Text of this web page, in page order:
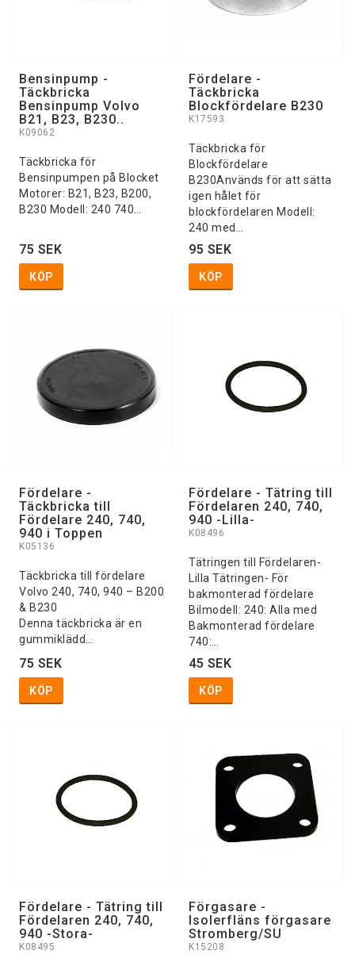
Bensinpump -
Täckbricka
Bensinpump Volvo
B21, B23, B230..
K09062
Täckbricka för
Bensinpumpen på Blocket
Motorer: B21, B23, B200,
B230 Modell: 240 740…
75 SEK
KÖP
Fördelare -
Täckbricka
Blockfördelare B230
K17593
Täckbricka för
Blockfördelare
B230Används för att sätta
igen hålet för
blockfördelaren Modell:
240 med…
95 SEK
KÖP
Fördelare -
Täckbricka till
Fördelare 240, 740,
940 i Toppen
K05136
Täckbricka till fördelare
Volvo 240, 740, 940 – B200
& B230
Denna täckbricka är en
gummiklädd…
75 SEK
KÖP
Fördelare - Tätring till
Fördelaren 240, 740,
940 -Lilla-
K08496
Tätringen till Fördelaren-
Lilla Tätringen- För
bakmonterad fördelare
Bilmodell: 240: Alla med
Bakmonterad fördelare
740:…
45 SEK
KÖP
Fördelare - Tätring till
Fördelaren 240, 740,
940 -Stora-
K08495
Förgasare -
Isolerfläns förgasare
Stromberg/SU
K15208